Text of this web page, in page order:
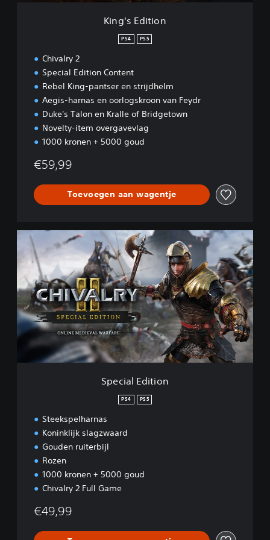
King's Edition
PS4 PS5
Chivalry 2
Special Edition Content
Rebel King-pantser en strijdhelm
Aegis-harnas en oorlogskroon van Feydr
Duke's Talon en Kralle of Bridgetown
Novelty-item overgavevlag
1000 kronen + 5000 goud
€59,99
Toevoegen aan wagentje
c
a
l
E
i
i
Special Edition
PS4 PS5
Steekspelharnas
Koninklijk slagzwaard
Gouden ruiterbijl
Rozen
1000 kronen + 5000 goud
Chivalry 2 Full Game
€49,99